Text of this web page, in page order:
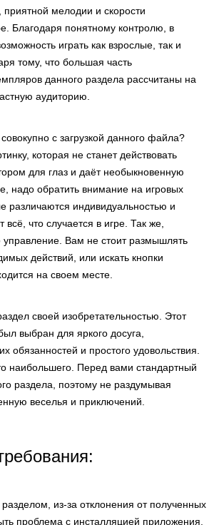
приятной мелодии и скорости
Благодаря понятному контролю, в
играть как взрослые, так и
тому, что большая часть
данного раздела рассчитаны на
аудиторию.
с загрузкой данного файла?
которая не станет действовать
для глаз и даёт необыкновенную
надо обратить внимание на игровых
различаются индивидуальностью и
что случается в игре. Так же,
управление. Вам не стоит размышлять
действий, или искать кнопки
на своем месте.
своей изобретательностью. Этот
выбран для яркого досуга,
обязанностей и простого удовольствия.
наибольшего. Перед вами стандартный
раздела, поэтому не раздумывая
веселья и приключений.
из-за отклонения от полученных
проблема с инсталляцией приложения.